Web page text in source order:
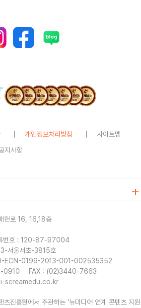
개인정보처리방침
사이트맵
지사항
헌로 16, 16,18층
번호 : 120-87-97004
서울서초-3815호
ECN-0199-2013-001-002535352
0910
FAX : (02)3440-7663
screamedu.co.kr
츠진흥원에서 주관하는 ‘뉴미디어 연계 콘텐츠 지